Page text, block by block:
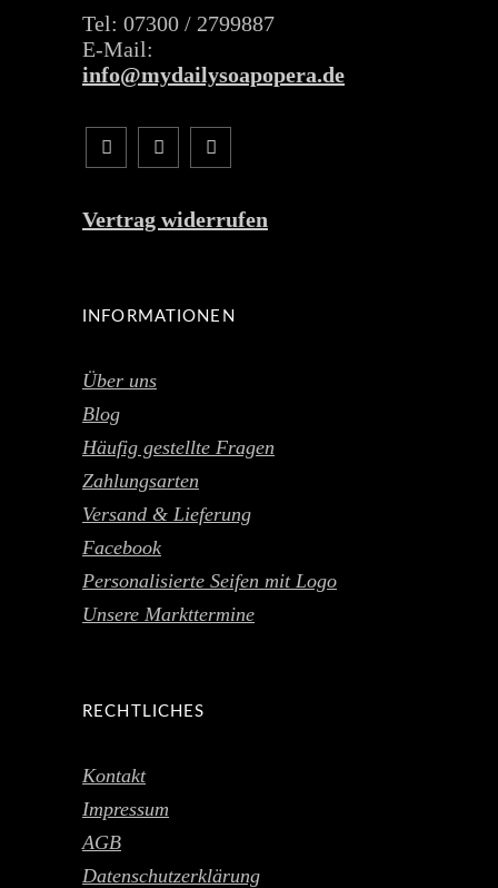
Tel: 07300 / 2799887
E-Mail:
info@mydailysoapopera.de
Vertrag widerrufen
INFORMATIONEN
Über uns
Blog
Häufig gestellte Fragen
Zahlungsarten
Versand & Lieferung
Facebook
Personalisierte Seifen mit Logo
Unsere Markttermine
RECHTLICHES
Kontakt
Impressum
AGB
Datenschutzerklärung